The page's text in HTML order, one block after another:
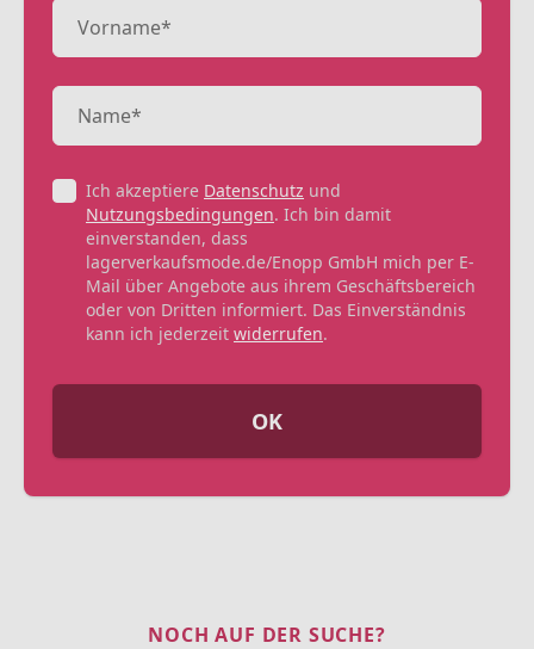
Ich akzeptiere Datenschutz und
Nutzungsbedingungen. Ich bin damit
einverstanden, dass
lagerverkaufsmode.de/Enopp GmbH mich per E-
Mail über Angebote aus ihrem Geschäftsbereich
oder von Dritten informiert. Das Einverständnis
kann ich jederzeit widerrufen.
OK
NOCH AUF DER SUCHE?